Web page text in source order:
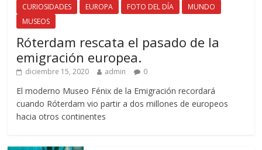
CURIOSIDADES EUROPA FOTO DEL DÍA
MUNDO
MUSEOS
Róterdam rescata el pasado de la
emigración europea.
diciembre 15, 2020 admin 0
El moderno Museo Fénix de la Emigración recordará
cuando Róterdam vio partir a dos millones de europeos
hacia otros continentes